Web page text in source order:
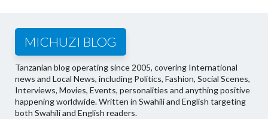
MICHUZI BLOG
Tanzanian blog operating since 2005, covering International
news and Local News, including Politics, Fashion, Social Scenes,
Interviews, Movies, Events, personalities and anything positive
happening worldwide. Written in Swahili and English targeting
both Swahili and English readers.